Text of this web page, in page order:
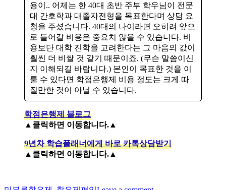
용이.. 어제는 한 40대 초반 주부 학우님이 전문
대 간호학과 대졸자전형을 목표한다며 상담 요
청을 주셨습니다. 40대의 나이라면 오히려 앞으
로 들어갈 비용은 중요치 않을 수 있습니다. 비
용보단 대학 진학을 고려한다는 그 마음의 값이
훨씬 더 비쌀 것 같기 때문이죠. (무슨 말씀이신
지 이해되길 바랍니다.) ​본인이 목표한 것을 이
룰 수 있다면 학점은행제 비용 정도는 크게 따
질만한 것이 아닐 수 있습니다.
학점은행제 블로그
▲클릭하면 이동합니다.▲
9년차 학습플래너에게 바로 카톡상담받기
▲클릭하면 이동합니다.▲